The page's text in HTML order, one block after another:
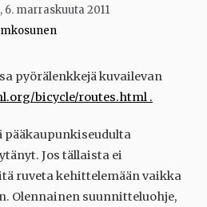
6. marraskuuta 2011
mkosunen
pyörälenkkejä kuvailevan
bicycle/routes.html .
Jos tällaista ei
ruveta kehittelemään vaikka
Olennainen suunnitteluohje,